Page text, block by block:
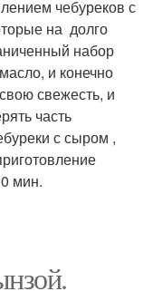
чебуреков с
на долго
набор
и конечно
свежесть, и
часть
с сыром ,
мин.